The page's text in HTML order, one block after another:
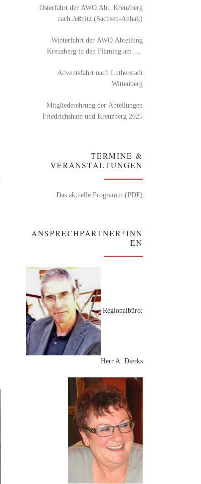
Osterfahrt der AWO Abt. Kreuzberg
nach Jeßnitz (Sachsen-Anhalt)
Winterfahrt der AWO Abteilung
Kreuzberg in den Fläming am 26.
Adventsfahrt nach Lutherstadt
Wittenberg
Mitgliederehrung der Abteilungen
Friedrichshain und Kreuzberg 2025
TERMINE &
VERANSTALTUNGEN
Das aktuelle Programm (PDF)
ANSPRECHPARTNER*INN
EN
Regionalbüro:
Herr A. Dierks